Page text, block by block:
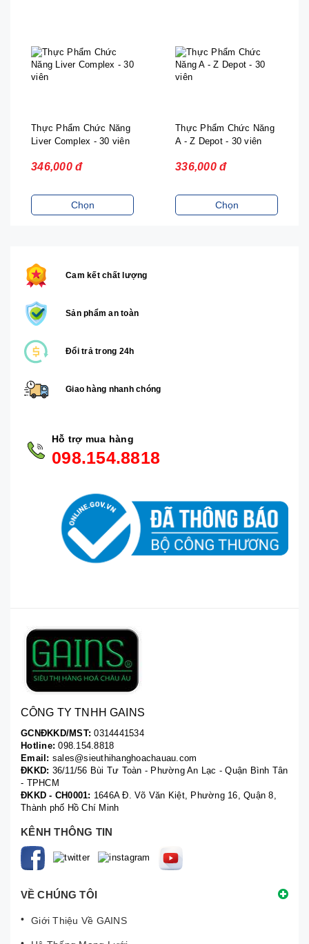
Thực Phẩm Chức Năng
Liver Complex - 30 viên
346,000 đ
Chọn
Thực Phẩm Chức Năng
A - Z Depot - 30 viên
336,000 đ
Chọn
Cam kết chất lượng
Sản phẩm an toàn
Đổi trả trong 24h
Giao hàng nhanh chóng
Hỗ trợ mua hàng
098.154.8818
CÔNG TY TNHH GAINS
GCNĐKKD/MST: 0314441534
Hotline: 098.154.8818
Email: sales@sieuthihanghoachauau.com
ĐKKD: 36/11/56 Bùi Tư Toàn - Phường An Lạc - Quận Bình Tân
- TPHCM
ĐKKD - CH0001: 1646A Đ. Võ Văn Kiệt, Phường 16, Quận 8,
Thành phố Hồ Chí Minh
KÊNH THÔNG TIN
VỀ CHÚNG TÔI
Giới Thiệu Về GAINS